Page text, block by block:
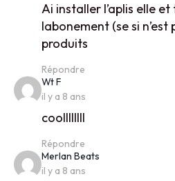
Ai installer l’aplis elle
labonement (se si
produits
Répondre
Wt F
il y a 8 ans
coollllllll
Répondre
Merlan Beats
il y a 8 ans